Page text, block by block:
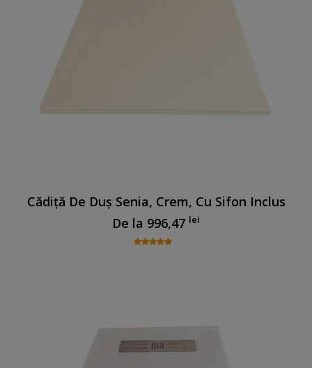
Cădiță De Duș Senia, Crem, Cu Sifon Inclus
De la 996,47 lei